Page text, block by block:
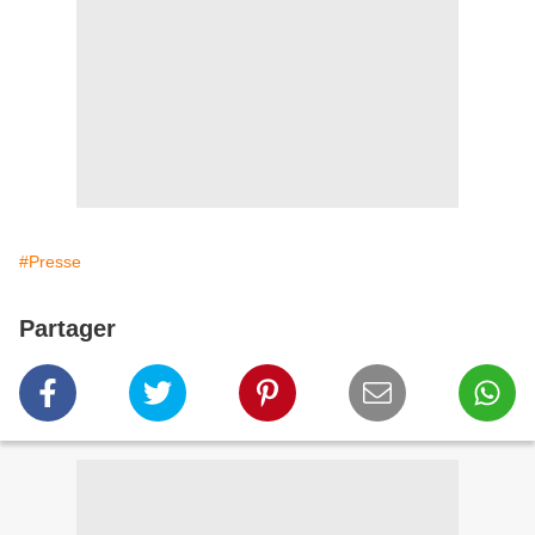
#Presse
Partager